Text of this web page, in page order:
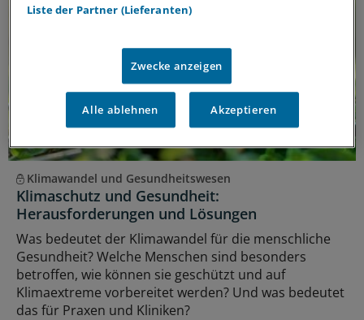
Klimawandel und Gesundheitswesen
Klimaschutz und Gesundheit:
Herausforderungen und Lösungen
Was bedeutet der Klimawandel für die menschliche
Gesundheit? Welche Menschen sind besonders
betroffen, wie können sie geschützt und auf
Klimaextreme vorbereitet werden? Und was bedeutet
das für Praxen und Kliniken?
Liste der Partner (Lieferanten)
Zwecke anzeigen
Alle ablehnen Akzeptieren